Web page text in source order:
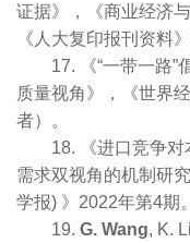
证据》，《商业经济
《人大复印报刊资料
17. 《“一带一路
质量视角》，《世界
者）。
18. 《进口竞争
需求双视角的机制研
学报) 》2022年第4期
19. G. Wang, K.